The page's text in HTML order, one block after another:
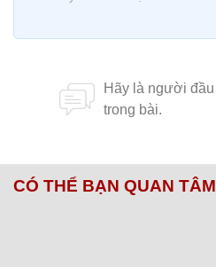
CÓ THỂ BẠN QUAN TÂM